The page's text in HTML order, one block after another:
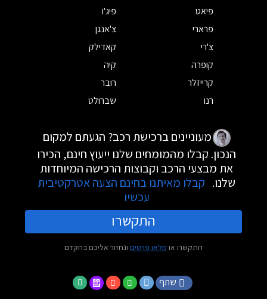
פיאט
פיג'ו
פרארי
צ'אנגן
צ'רי
קאדילק
קופרה
קיה
קרייזלר
רובר
רנו
שברולט
מעוניינים ברכישת רכב? הגעתם למקום
הנכון. קבלו מהמומחים שלנו ייעוץ חינם, הכירו
את מבצעי הרכב וקבוצות הרכישה המיוחדות
שלנו. קבלו מאיתנו בחינם הצעה אטרקטיבית
עכשיו
התקשרו
התקשרו או מלאו פרטים ונחזור אליכם בהקדם
שתף